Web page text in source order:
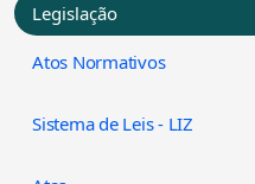
Legislação
Atos Normativos
Sistema de Leis - LIZ